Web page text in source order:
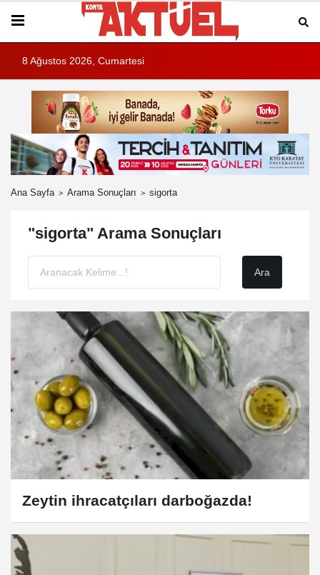
8 Ağustos 2026, Cumartesi
Ana Sayfa Arama Sonuçları sigorta
"sigorta" Arama Sonuçları
Zeytin ihracatçıları darboğazda!